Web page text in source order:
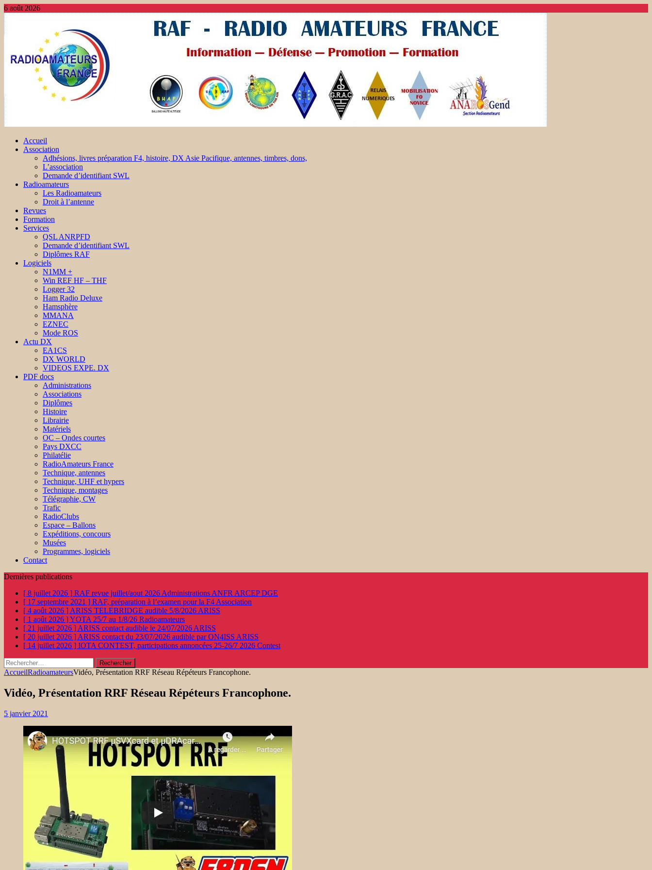
6 août 2026
Accueil
Association
Adhésions, livres préparation F4, histoire, DX Asie Pacifique, antennes, timbres, dons,
L’association
Demande d’identifiant SWL
Radioamateurs
Les Radioamateurs
Droit à l’antenne
Revues
Formation
Services
QSL ANRPFD
Demande d’identifiant SWL
Diplômes RAF
Logiciels
N1MM +
Win REF HF – THF
Logger 32
Ham Radio Deluxe
Hamsphère
MMANA
EZNEC
Mode ROS
Actu DX
EA1CS
DX WORLD
VIDEOS EXPE. DX
PDF docs
Administrations
Associations
Diplômes
Histoire
Librairie
Matériels
OC – Ondes courtes
Pays DXCC
Philatélie
RadioAmateurs France
Technique, antennes
Technique, UHF et hypers
Technique, montages
Télégraphie, CW
Trafic
RadioClubs
Espace – Ballons
Expéditions, concours
Musées
Programmes, logiciels
Contact
Dernières publications
[ 8 juillet 2026 ] RAF revue juillet/aout 2026 Administrations ANFR ARCEP DGE
[ 17 septembre 2021 ] RAF, préparation à l’examen pour la F4 Association
[ 4 août 2026 ] ARISS TELEBRIDGE audible 5/8/2026 ARISS
[ 1 août 2026 ]YOTA 25/7 au 1/8/26 Radioamateurs
[ 21 juillet 2026 ] ARISS contact audible le 24/07/2026 ARISS
[ 20 juillet 2026 ] ARISS contact du 23/07/2026 audible par ON4ISS ARISS
[ 14 juillet 2026 ] IOTA CONTEST, participations annoncées 25-26/7 2026 Contest
Rechercher :
AccueilRadioamateursVidéo, Présentation RRF Réseau Répéteurs Francophone.
Vidéo, Présentation RRF Réseau Répéteurs Francophone.
5 janvier 2021